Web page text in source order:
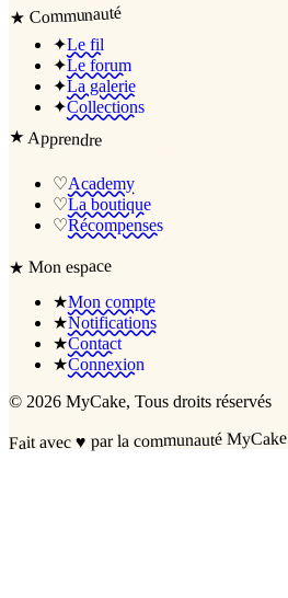
★ Communauté
✦Le fil
✦Le forum
✦La galerie
✦Collections
★Apprendre
♡Academy
♡La boutique
♡Récompenses
★Mon espace
★Mon compte
★Notifications
★Contact
★Connexion
© 2026 MyCake, Tous droits réservés
Fait avec♥ par la communauté MyCake